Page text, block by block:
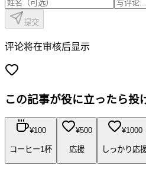
提交
评论将在审核后显示
この記事が役に立ったら投
¥100
コーヒー1杯
¥500
応援
¥1000
しっかり応